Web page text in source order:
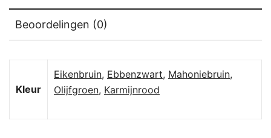
Beoordelingen (0)
Kleur
Eikenbruin, Ebbenzwart, Mahoniebruin,
Olijfgroen, Karmijnrood